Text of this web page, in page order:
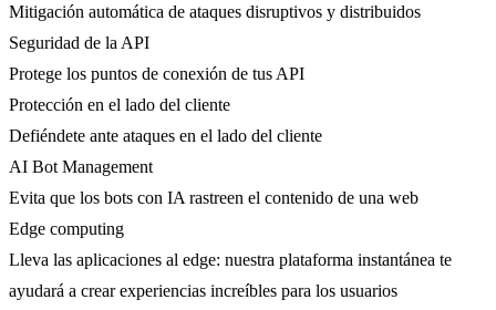
Mitigación automática de ataques disruptivos y distribuidos
Seguridad de la API
Protege los puntos de conexión de tus API
Protección en el lado del cliente
Defiéndete ante ataques en el lado del cliente
AI Bot Management
Evita que los bots con IA rastreen el contenido de una web
Edge computing
Lleva las aplicaciones al edge: nuestra plataforma instantánea te
ayudará a crear experiencias increíbles para los usuarios